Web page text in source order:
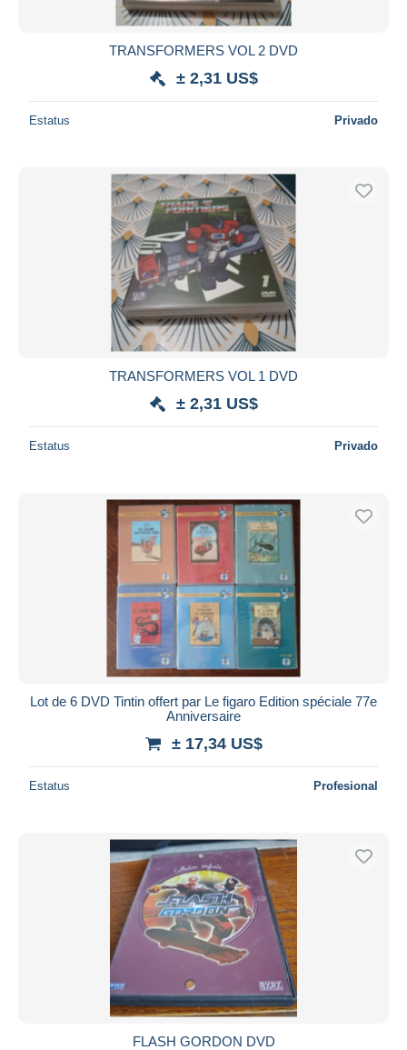
TRANSFORMERS VOL 2 DVD
± 2,31 US$
Estatus Privado
TRANSFORMERS VOL 1 DVD
± 2,31 US$
Estatus Privado
Lot de 6 DVD Tintin offert par Le figaro Edition spéciale 77e
Anniversaire
± 17,34 US$
Estatus Profesional
FLASH GORDON DVD